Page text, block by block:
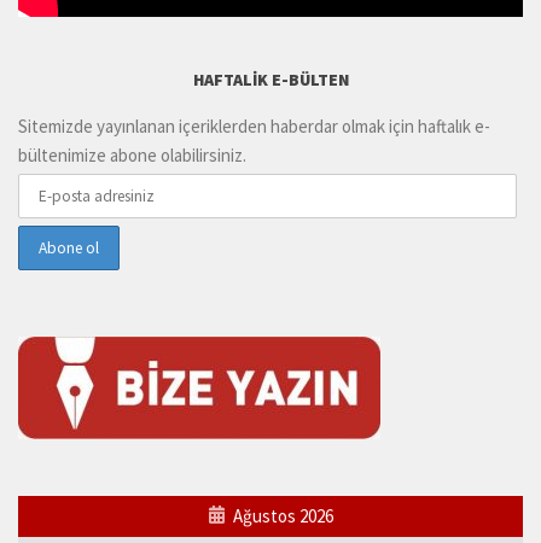
HAFTALIK E-BÜLTEN
Sitemizde yayınlanan içeriklerden haberdar olmak için haftalık e-
bültenimize abone olabilirsiniz.
Ağustos 2026